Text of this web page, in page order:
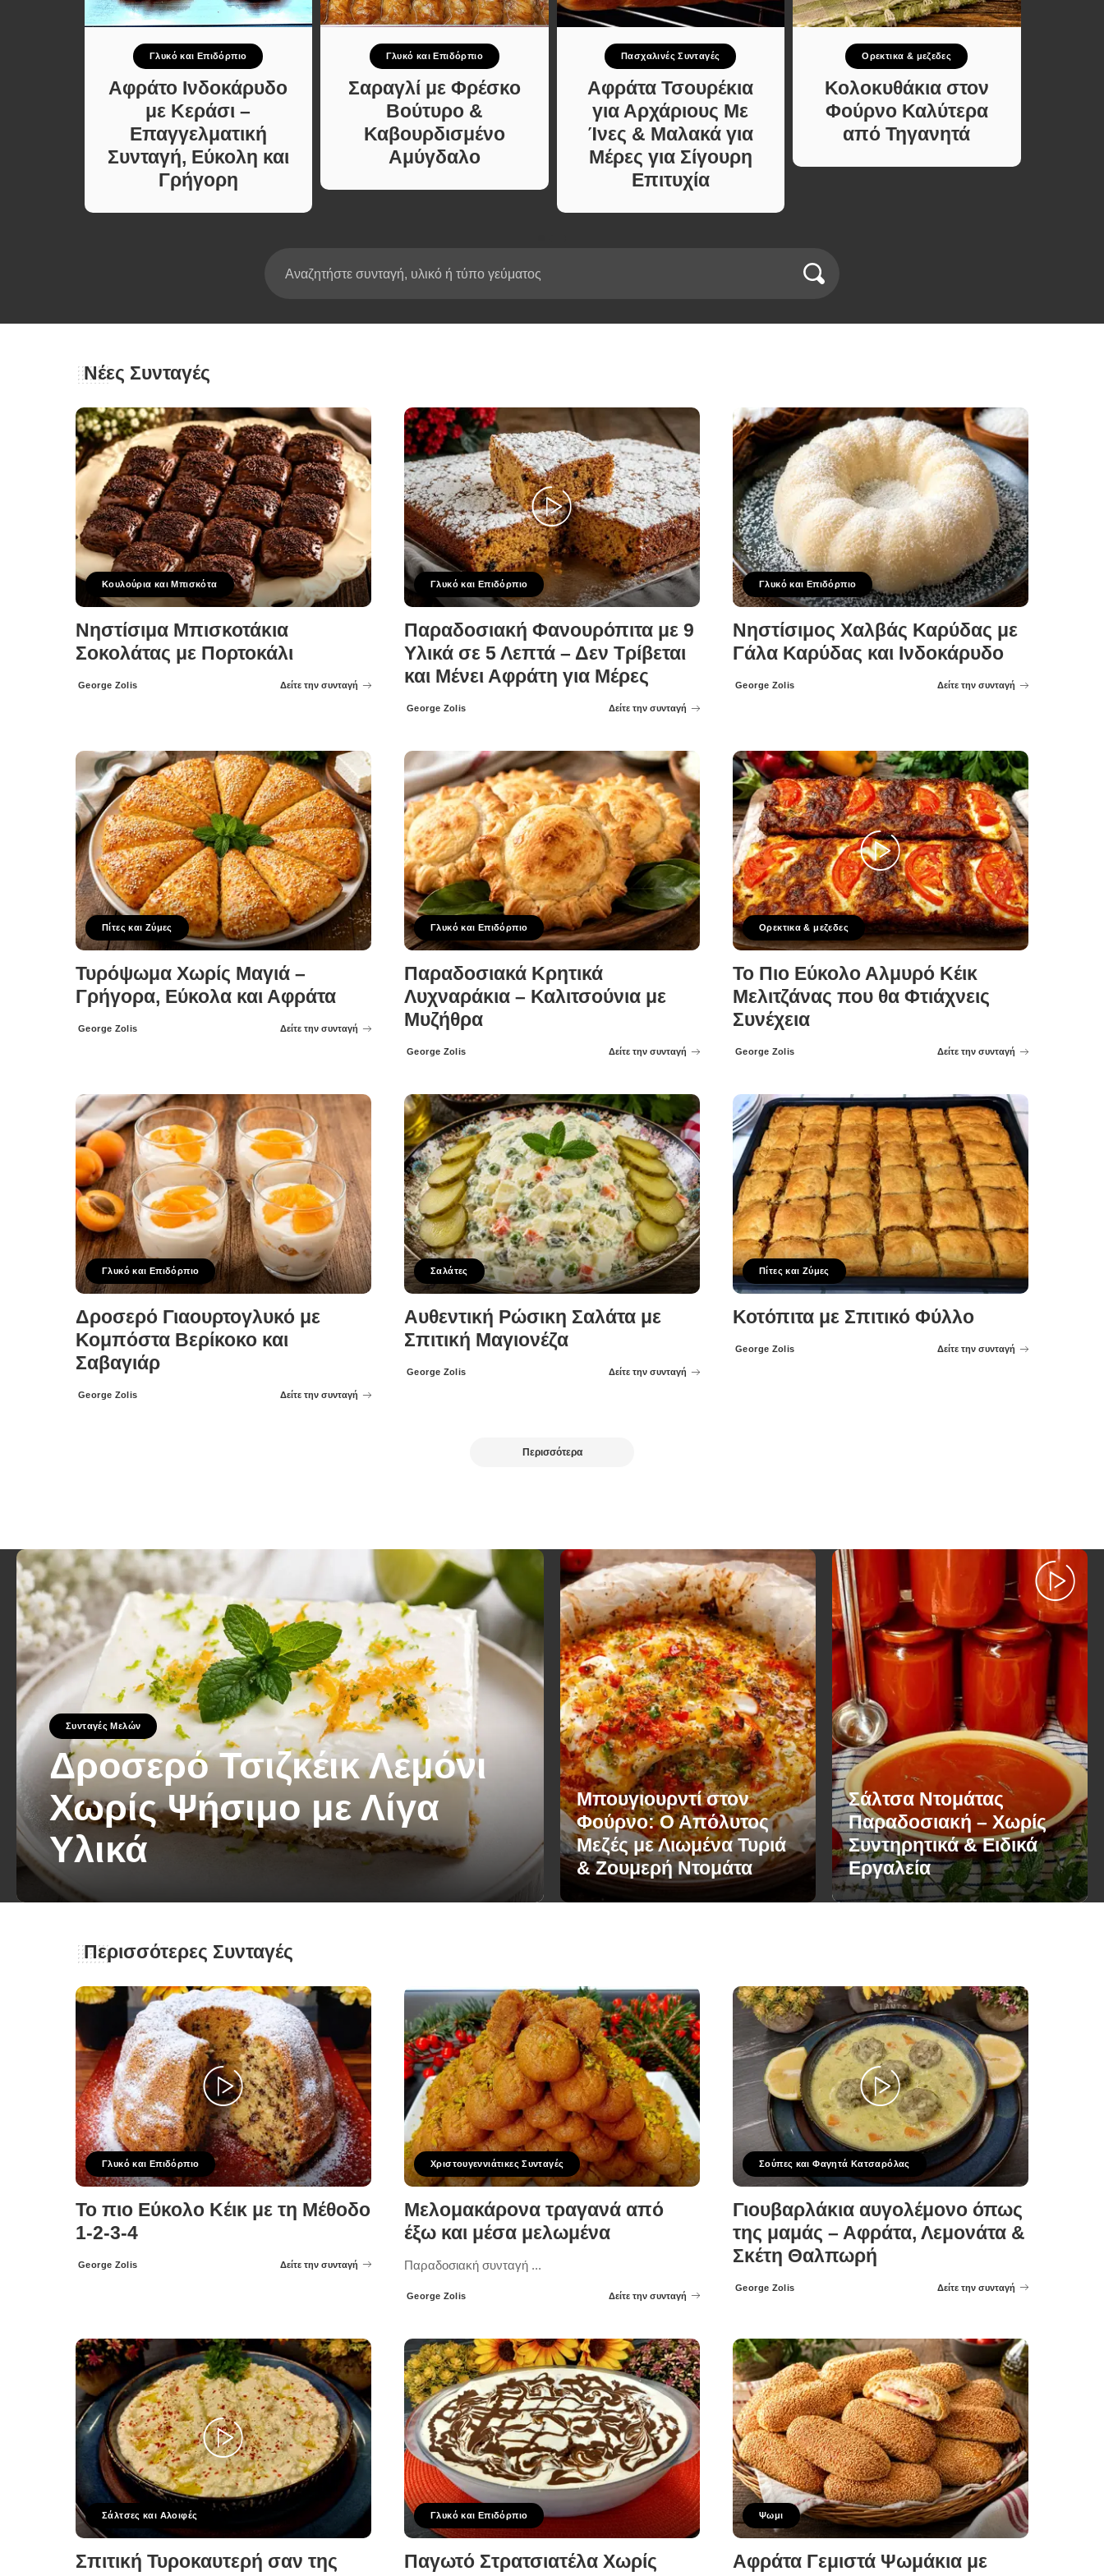
Κυρίως πιάτο
Κρέας
Ζυμαρικά
Σαλάτες
Σνακ
Σούπες και Φαγητά
Κατσαρόλας
Σούπες και Φαγητά
Χορτοφαγικές
Συνταγές Μελών
Γλυκό και Επιδόρπιο
Αφράτο Ινδοκάρυδο
με Κεράσι –
Επαγγελματική
Συνταγή, Εύκολη και
Γρήγορη
Γλυκό και Επιδόρπιο
Σαραγλί με Φρέσκο
Βούτυρο &
Καβουρδισμένο
Αμύγδαλο
Πασχαλινές Συνταγές
Αφράτα Τσουρέκια
για Αρχάριους Με
Ίνες & Μαλακά για
Μέρες για Σίγουρη
Επιτυχία
Ορεκτικα & μεζεδες
Κολοκυθάκια στον
Φούρνο Καλύτερα
από Τηγανητά
Νέες Συνταγές
Κουλούρια και Μπισκότα
Νηστίσιμα Μπισκοτάκια
Σοκολάτας με Πορτοκάλι
Posted
George Zolis Δείτε την συνταγή
Γλυκό και Επιδόρπιο
Παραδοσιακή Φανουρόπιτα με 9
Υλικά σε 5 Λεπτά – Δεν Τρίβεται
και Μένει Αφράτη για Μέρες
Posted
George Zolis Δείτε την συνταγή
Γλυκό και Επιδόρπιο
Νηστίσιμος Χαλβάς Καρύδας με
Γάλα Καρύδας και Ινδοκάρυδο
Posted
George Zolis Δείτε την συνταγή
Πίτες και Ζύμες
Τυρόψωμα Χωρίς Μαγιά –
Γρήγορα, Εύκολα και Αφράτα
Posted
George Zolis Δείτε την συνταγή
Γλυκό και Επιδόρπιο
Παραδοσιακά Κρητικά
Λυχναράκια – Καλιτσούνια με
Μυζήθρα
Posted
George Zolis Δείτε την συνταγή
Ορεκτικα & μεζεδες
Το Πιο Εύκολο Αλμυρό Κέικ
Μελιτζάνας που θα Φτιάχνεις
Συνέχεια
Posted
George Zolis Δείτε την συνταγή
Γλυκό και Επιδόρπιο
Δροσερό Γιαουρτογλυκό με
Κομπόστα Βερίκοκο και
Σαβαγιάρ
Posted
George Zolis Δείτε την συνταγή
Σαλάτες
Αυθεντική Ρώσικη Σαλάτα με
Σπιτική Μαγιονέζα
Posted
George Zolis Δείτε την συνταγή
Πίτες και Ζύμες
Κοτόπιτα με Σπιτικό Φύλλο
Posted
George Zolis Δείτε την συνταγή
Περισσότερα
Συνταγές Μελών
Δροσερό Τσιζκέικ Λεμόνι
Χωρίς Ψήσιμο με Λίγα
Υλικά
Posted
George Zolis
Μπουγιουρντί στον
Φούρνο: Ο Απόλυτος
Μεζές με Λιωμένα Τυριά
& Ζουμερή Ντομάτα
Σάλτσα Ντομάτας
Παραδοσιακή – Χωρίς
Συντηρητικά & Ειδικά
Εργαλεία
Περισσότερες Συνταγές
Γλυκό και Επιδόρπιο
Το πιο Εύκολο Κέικ με τη Μέθοδο
1-2-3-4
Posted
George Zolis Δείτε την συνταγή
Χριστουγεννιάτικες Συνταγές
Μελομακάρονα τραγανά από
έξω και μέσα μελωμένα
Παραδοσιακή συνταγή ...
Posted
George Zolis Δείτε την συνταγή
Σούπες και Φαγητά Κατσαρόλας
Γιουβαρλάκια αυγολέμονο όπως
της μαμάς – Αφράτα, Λεμονάτα &
Σκέτη Θαλπωρή
Posted
George Zolis Δείτε την συνταγή
Σάλτσες και Αλοιφές
Σπιτική Τυροκαυτερή σαν της
Γλυκό και Επιδόρπιο
Παγωτό Στρατσιατέλα Χωρίς
Ψωμι
Αφράτα Γεμιστά Ψωμάκια με